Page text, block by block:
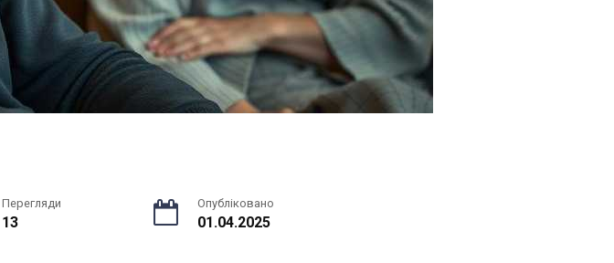
Перегляди
13
Опубліковано
01.04.2025